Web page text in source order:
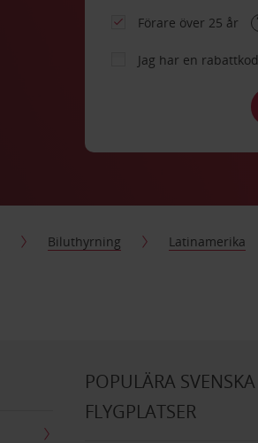
Förare över 25 år
Jag har en rabattkod
Biluthyrning Latinamerika
POPULÄRA SVENSKA
FLYGPLATSER